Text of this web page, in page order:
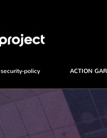
security-policy ACTION